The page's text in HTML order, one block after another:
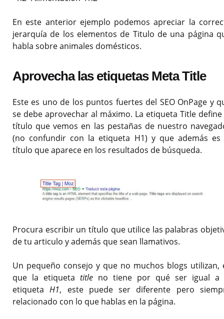
En este anterior ejemplo podemos apreciar la
jerarquía de los elementos de Titulo de una página
habla sobre animales domésticos.
Aprovecha las etiquetas Meta Title
Este es uno de los puntos fuertes del SEO OnPage y
se debe aprovechar al máximo. La etiqueta Title define
título que vemos en las pestañas de nuestro
(no confundir con la etiqueta H1) y que además es
título que aparece en los resultados de búsqueda.
Procura escribir un título que utilice las palabras
de tu articulo y además que sean llamativos.
Un pequeño consejo y que no muchos blogs utilizan,
que la etiqueta title no tiene por qué ser igual a
etiquetaH1, este puede ser diferente pero
relacionado con lo que hablas en la página.